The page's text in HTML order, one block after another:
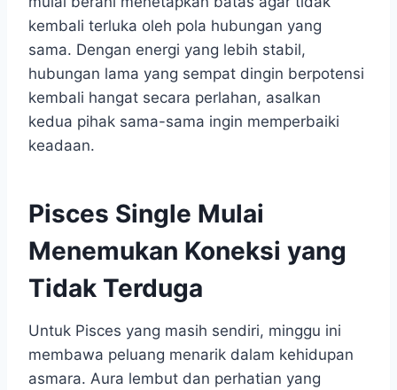
kembali terluka oleh pola hubungan yang
sama. Dengan energi yang lebih stabil,
hubungan lama yang sempat dingin berpotensi
kembali hangat secara perlahan, asalkan
kedua pihak sama-sama ingin memperbaiki
keadaan.
Pisces Single Mulai
Menemukan Koneksi yang
Tidak Terduga
Untuk Pisces yang masih sendiri, minggu ini
membawa peluang menarik dalam kehidupan
asmara. Aura lembut dan perhatian yang